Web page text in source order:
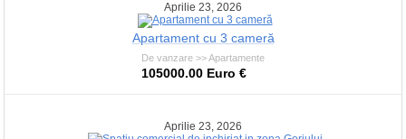
Aprilie 23, 2026
Apartament cu 3 cameră
De vanzare >> Apartamente
105000.00 Euro €
Aprilie 23, 2026